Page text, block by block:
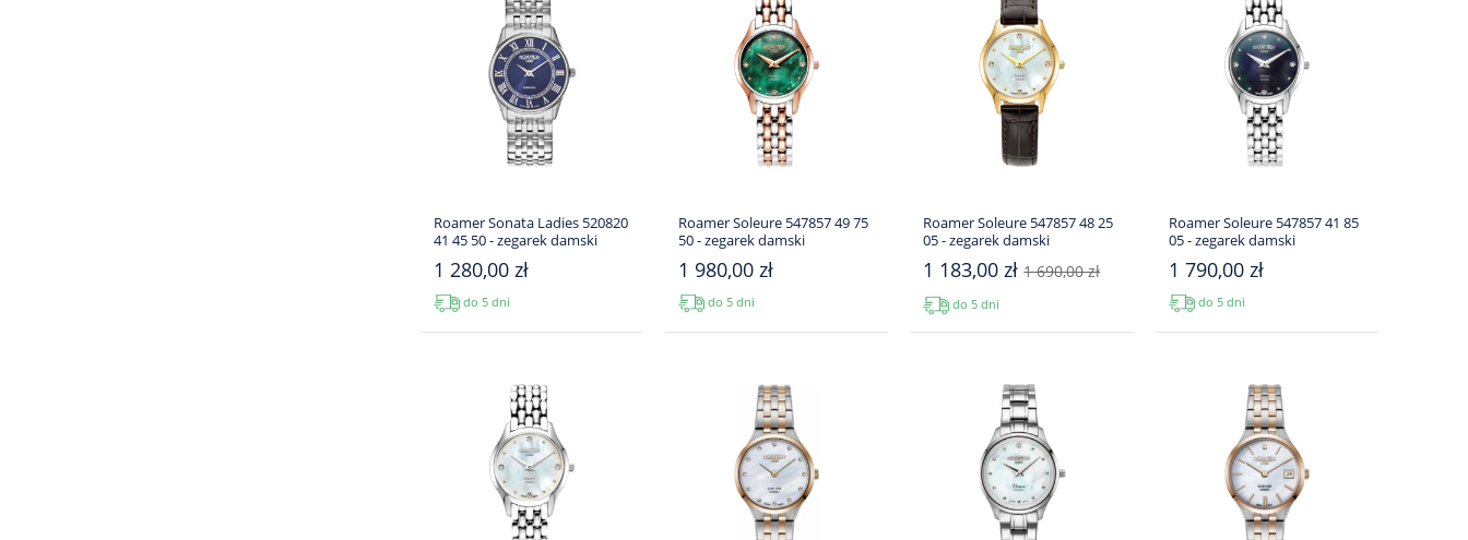
Roamer Sonata Ladies 520820
41 45 50 - zegarek damski
1 280,00 zł
do 5 dni
Roamer Soleure 547857 49 75
50 - zegarek damski
1 980,00 zł
do 5 dni
Roamer Soleure 547857 48 25
05 - zegarek damski
1 183,00 zł1 690,00 zł
do 5 dni
Roamer Soleure 547857 41 85
05 - zegarek damski
1 790,00 zł
do 5 dni